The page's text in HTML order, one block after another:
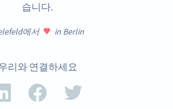
습니다.
에서 in Berlin
리와 연결하세요